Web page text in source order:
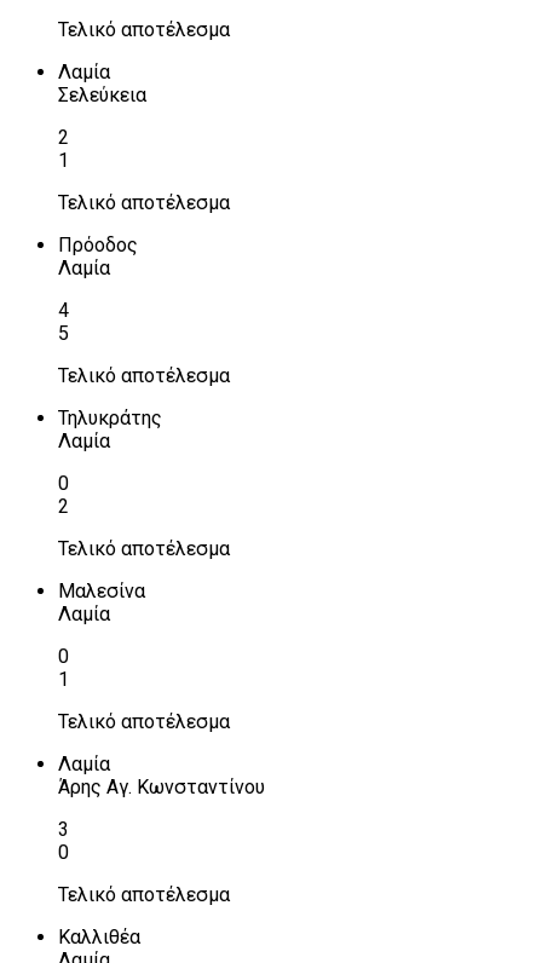
Τελικό αποτέλεσμα
Λαμία
Σελεύκεια
2
1
Τελικό αποτέλεσμα
Πρόοδος
Λαμία
4
5
Τελικό αποτέλεσμα
Τηλυκράτης
Λαμία
0
2
Τελικό αποτέλεσμα
Μαλεσίνα
Λαμία
0
1
Τελικό αποτέλεσμα
Λαμία
Άρης Αγ. Κωνσταντίνου
3
0
Τελικό αποτέλεσμα
Καλλιθέα